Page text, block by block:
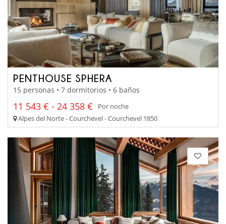
PENTHOUSE SPHERA
15 personas • 7 dormitorios • 6 baños
11 543 € - 24 358 €
Por noche
Alpes del Norte - Courchevel - Courchevel 1850